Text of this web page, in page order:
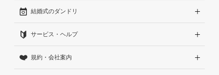
こだわりから探す
雰囲気から探す
見積りから探す
結婚式準備レポート『ハナレポ』
結婚式当日の動画『ムビレポ』
結婚式のダンドリ
結婚準備ガイド
Wedding Park Magazine
サービス・ヘルプ
サイトコンセプト
規約・会社案内